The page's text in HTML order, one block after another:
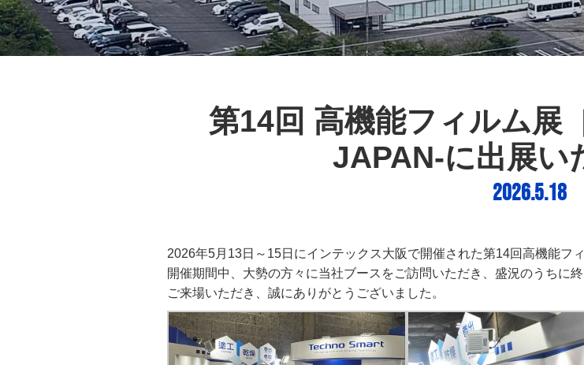
第14回 高機能フィルム展
JAPAN-に出展い
2026.5.18
2026年5月13日～15日にインテックス大阪で開催された第14回高機能フ
開催期間中、大勢の方々に当社ブースをご訪問いただき、盛況のうちに終
ご来場いただき、誠にありがとうございました。